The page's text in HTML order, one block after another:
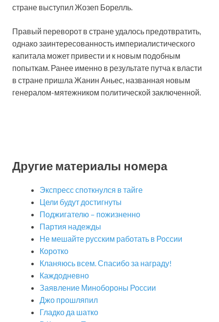
стране выступил Жозеп Борелль.
Правый переворот в стране удалось предотвратить,
однако заинтересованность империалистического
капитала может привести и к новым подобным
попыткам. Ранее именно в результате путча к власти
в стране пришла Жанин Аньес, названная новым
генералом-мятежником политической заключенной.
Другие материалы номера
Экспресс споткнулся в тайге
Цели будут достигнуты
Поджигателю – пожизненно
Партия надежды
Не мешайте русским работать в России
Коротко
Кланяюсь всем. Спасибо за награду!
Каждодневно
Заявление Минобороны России
Джо прошляпил
Гладко да шатко